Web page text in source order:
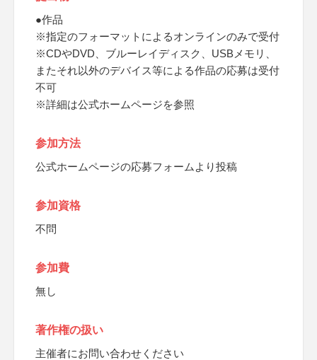
●作品
※指定のフォーマットによるオンラインのみで受付
※CDやDVD、ブルーレイディスク、USBメモリ、
またそれ以外のデバイス等による作品の応募は受付
不可
※詳細は公式ホームページを参照
参加方法
公式ホームページの応募フォームより投稿
参加資格
不問
参加費
無し
著作権の扱い
主催者にお問い合わせください